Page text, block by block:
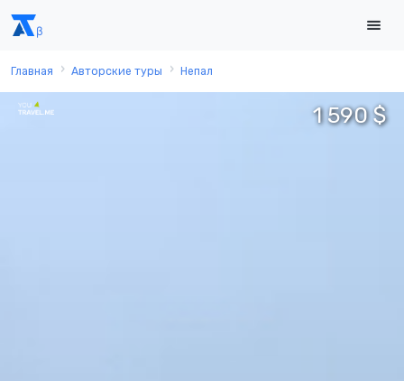
Главная Авторские туры Непал
1 590 $